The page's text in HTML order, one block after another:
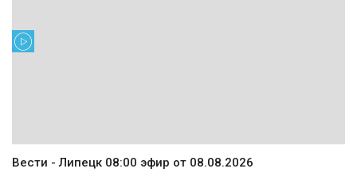
Вести - Липецк 08:00 эфир от 08.08.2026